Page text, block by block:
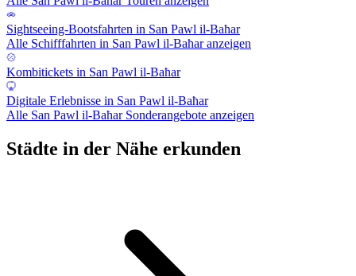
Sightseeing-Bootsfahrten in San Pawl il-Baħar
Alle Schifffahrten in San Pawl il-Baħar anzeigen
Kombitickets in San Pawl il-Baħar
Digitale Erlebnisse in San Pawl il-Baħar
Alle San Pawl il-Baħar Sonderangebote anzeigen
Städte in der Nähe erkunden